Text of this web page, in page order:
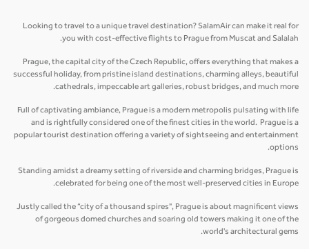
Looking to travel to a unique travel destination? SalamAir can make it real for
you with cost-effective flights to Prague from Muscat and Salalah.
Prague, the capital city of the Czech Republic, offers everything that makes a
successful holiday, from pristine island destinations, charming alleys, beautiful
cathedrals, impeccable art galleries, robust bridges, and much more.
Full of captivating ambiance, Prague is a modern metropolis pulsating with life
and is rightfully considered one of the finest cities in the world. Prague is a
popular tourist destination offering a variety of sightseeing and entertainment
options.
Standing amidst a dreamy setting of riverside and charming bridges, Prague is
celebrated for being one of the most well-preserved cities in Europe.
Justly called the “city of a thousand spires", Prague is about magnificent views
of gorgeous domed churches and soaring old towers making it one of the
world's architectural gems.